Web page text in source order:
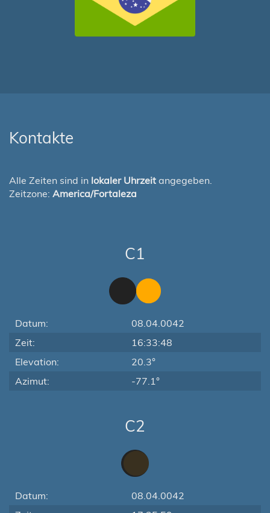
Kontakte
Alle Zeiten sind in lokaler Uhrzeit angegeben.
Zeitzone: America/Fortaleza
C1
Datum:
08.04.0042
Zeit:
16:33:48
Elevation:
20.3°
Azimut:
-77.1°
C2
Datum:
08.04.0042